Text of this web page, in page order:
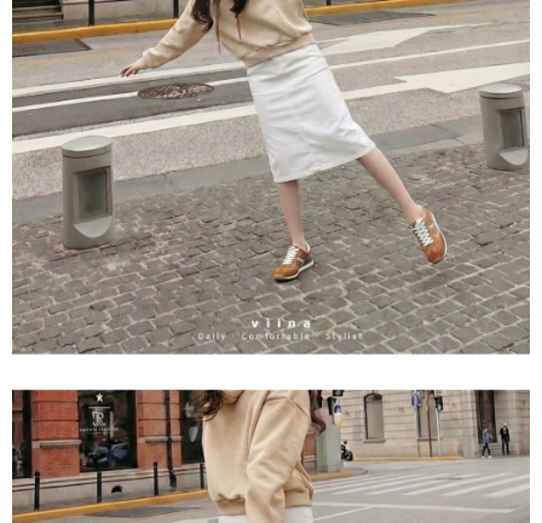
ATM／網路銀行／等多元方式進行付款，方視為交易完成。
※ 請注意：結帳手續完成當下不需立刻繳費，但若您需要取消訂單，請聯絡
購買商品的店家。未經商家同意取消之訂單仍視為有效，需透過AFTEE先享
後付繳納相關費用。
※ 交易是否成功請以「AFTEE先享後付 」之結帳頁面顯示為準，若有關於
是否繳費成功／繳費後需取消欲退款等相關疑問，請聯繫「AFTEE先享後付
客戶支援中心」https://netprotections.freshdesk.com/support/home
【注意事項】
１．透過由恩沛科技股份有限公司提供之「AFTEE先享後付」服務完成之交
易，需依本服務之必要範圍內提供個人資料，並將交易相關給付款項請求債
權轉讓予恩沛科技股份有限公司。
２．關於個人資料處理事宜，請瀏覽以下網址：
https://aftee.tw/terms/#terms3
３．未成年的使用者請事先徵得法定代理人或監護人之同意方可使用
「AFTEE先享後付」，若未經同意申辦者引起之損失，本公司不負相關責
任。
時審查核予不同之上限額度；若仍有額度不足之情形，本公司將視審查結果
請求用戶進行身份認證。
５．嚴禁一人註冊多個帳號或使用他人資訊註冊。若發現惡意使用之情形，
恩沛科技股份有限公司將有權停止該用戶之使用額度並採取法律行動。
7-11取貨付款
每筆NT$60，滿NT$800(含以上)免運費
付款後7-11取貨
每筆NT$60，滿NT$800(含以上)免運費
宅配
每筆NT$60，滿NT$800(含以上)免運費
外島宅配
每筆NT$255
國際配送 查看運費